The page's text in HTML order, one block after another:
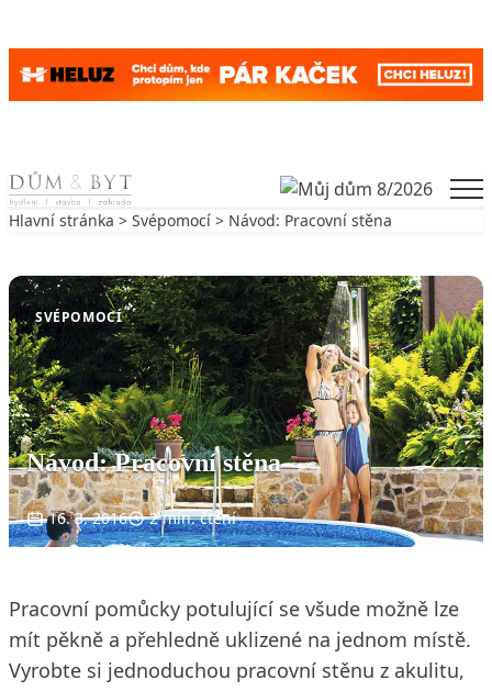
Skip to content
Hlavní stránka > Svépomocí > Návod: Pracovní stěna
SVÉPOMOCÍ
Návod: Pracovní stěna
16. 3. 2016 2 min. čtení
Pracovní pomůcky potulující se všude možně lze
mít pěkně a přehledně uklizené na jednom místě.
Vyrobte si jednoduchou pracovní stěnu z akulitu,